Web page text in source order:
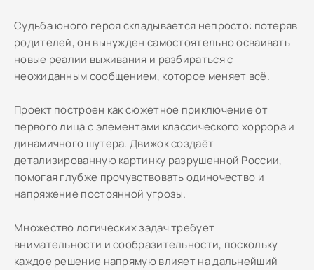
Судьба юного героя складывается непросто: потеряв
родителей, он вынужден самостоятельно осваивать
новые реалии выживания и разбираться с
неожиданным сообщением, которое меняет всё.
Проект построен как сюжетное приключение от
первого лица с элементами классического хоррора и
динамичного шутера. Движок создаёт
детализированную картинку разрушенной России,
помогая глубже прочувствовать одиночество и
напряжение постоянной угрозы.
Множество логических задач требует
внимательности и сообразительности, поскольку
каждое решение напрямую влияет на дальнейший